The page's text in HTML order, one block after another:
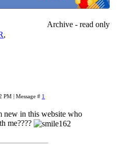
Archive - read only
,
PM | Message # 1
in this website who
me????